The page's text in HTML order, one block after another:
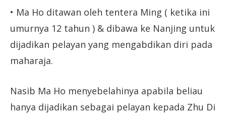
• Ma Ho ditawan oleh tentera Ming ( ketika ini
umurnya 12 tahun ) & dibawa ke Nanjing untuk
dijadikan pelayan yang mengabdikan diri pada
maharaja.
Nasib Ma Ho menyebelahinya apabila beliau
hanya dijadikan sebagai pelayan kepada Zhu Di